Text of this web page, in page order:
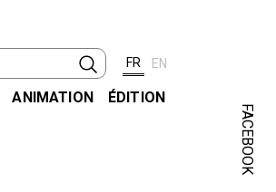
FR EN
ANIMATION ÉDITION
FACEBOOK